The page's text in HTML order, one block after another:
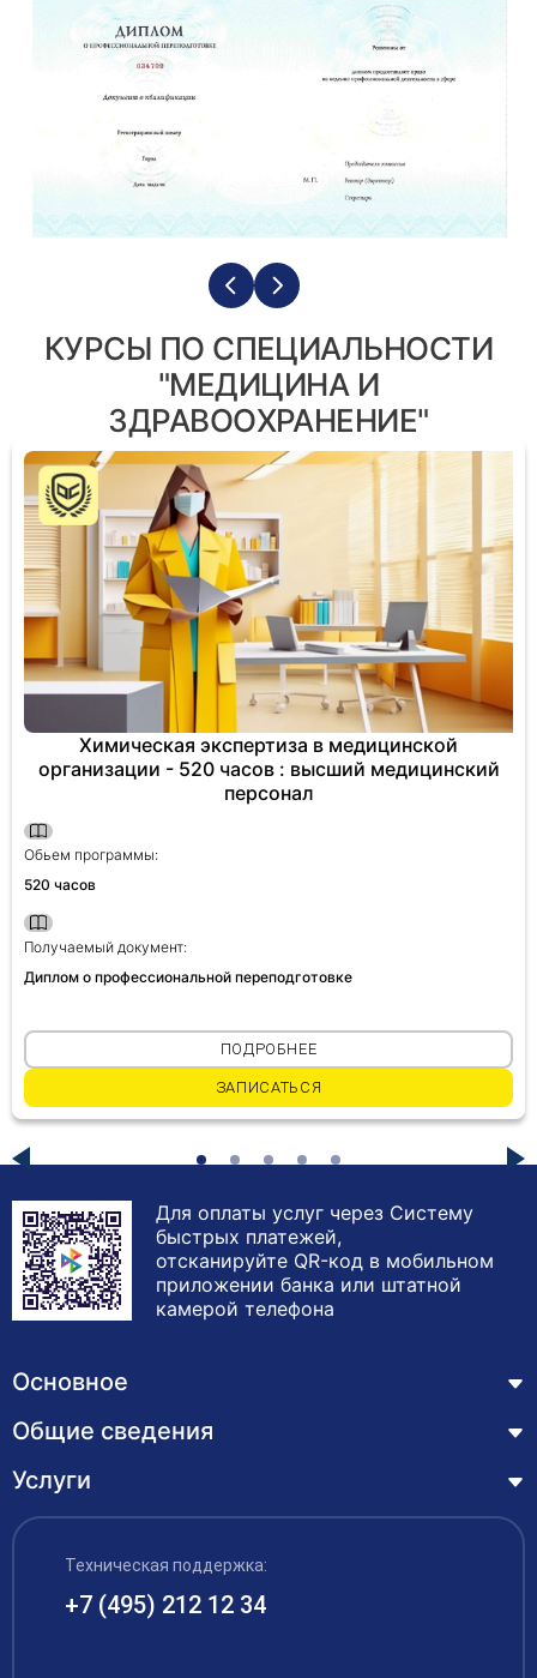
КУРСЫ ПО СПЕЦИАЛЬНОСТИ
"МЕДИЦИНА И
ЗДРАВООХРАНЕНИЕ"
Химическая экспертиза в медицинской
организации - 520 часов : высший медицинский
персонал
Обьем программы:
520 часов
Получаемый документ:
Диплом о профессиональной переподготовке
ПОДРОБНЕЕ
ЗАПИСАТЬСЯ
Для оплаты услуг через Систему
быстрых платежей,
отсканируйте QR-код в мобильном
приложении банка или штатной
камерой телефона
Основное
Курсы
Лицензия
Обучающимся
Акции
Общие сведения
Основные сведения
Структура и органы управления образовательной
организацией
Документы
Услуги
Профессиональная переподготовка
Курсы повышения квалификации – дистанционное
обучение с выдачей удостоверения
Техническая поддержка:
+7 (495) 212 12 34